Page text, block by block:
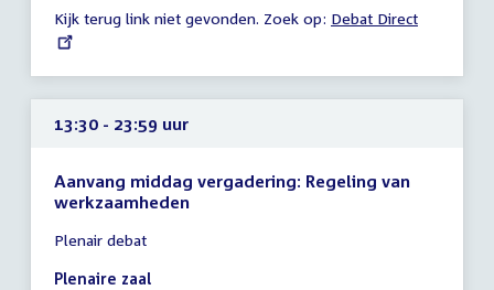
23:59
uur
Kijk terug link niet gevonden. Zoek op: External
Debat Direct
13:30 - 23:59 uur
Aanvang middag vergadering: Regeling van
werkzaamheden
vergadering
13:30
Plenair debat
Plenaire zaal